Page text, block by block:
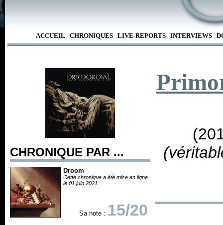
ACCUEIL CHRONIQUES LIVE-REPORTS INTERVIEWS
CHRONIQUE PAR ...
Droom
Cette chronique a été mise en ligne
le 01 juin 2021
Sa note : 15/20